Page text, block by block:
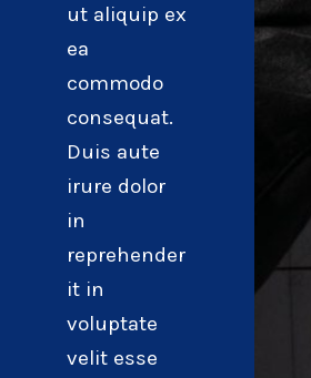
ut aliquip ex
ea
commodo
consequat.
Duis aute
irure dolor
in
reprehender
it in
voluptate
velit esse